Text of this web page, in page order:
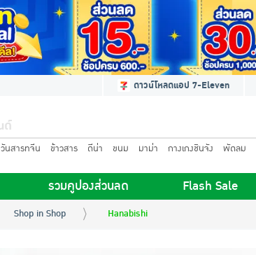
ดาวน์โหลดแอป 7-Eleven
วันสารทจีน ข้าวสาร ดีน่า ขนม มาม่า กางเกงชินจัง พัดลม
รวมคูปองส่วนลด Flash Sale
Shop in Shop Hanabishi